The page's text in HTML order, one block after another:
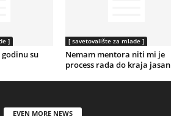
]
su
[ savetovalište za mlade ]
Nemam mentora niti mi je
process rada do kraja jasan
EVEN MORE NEWS